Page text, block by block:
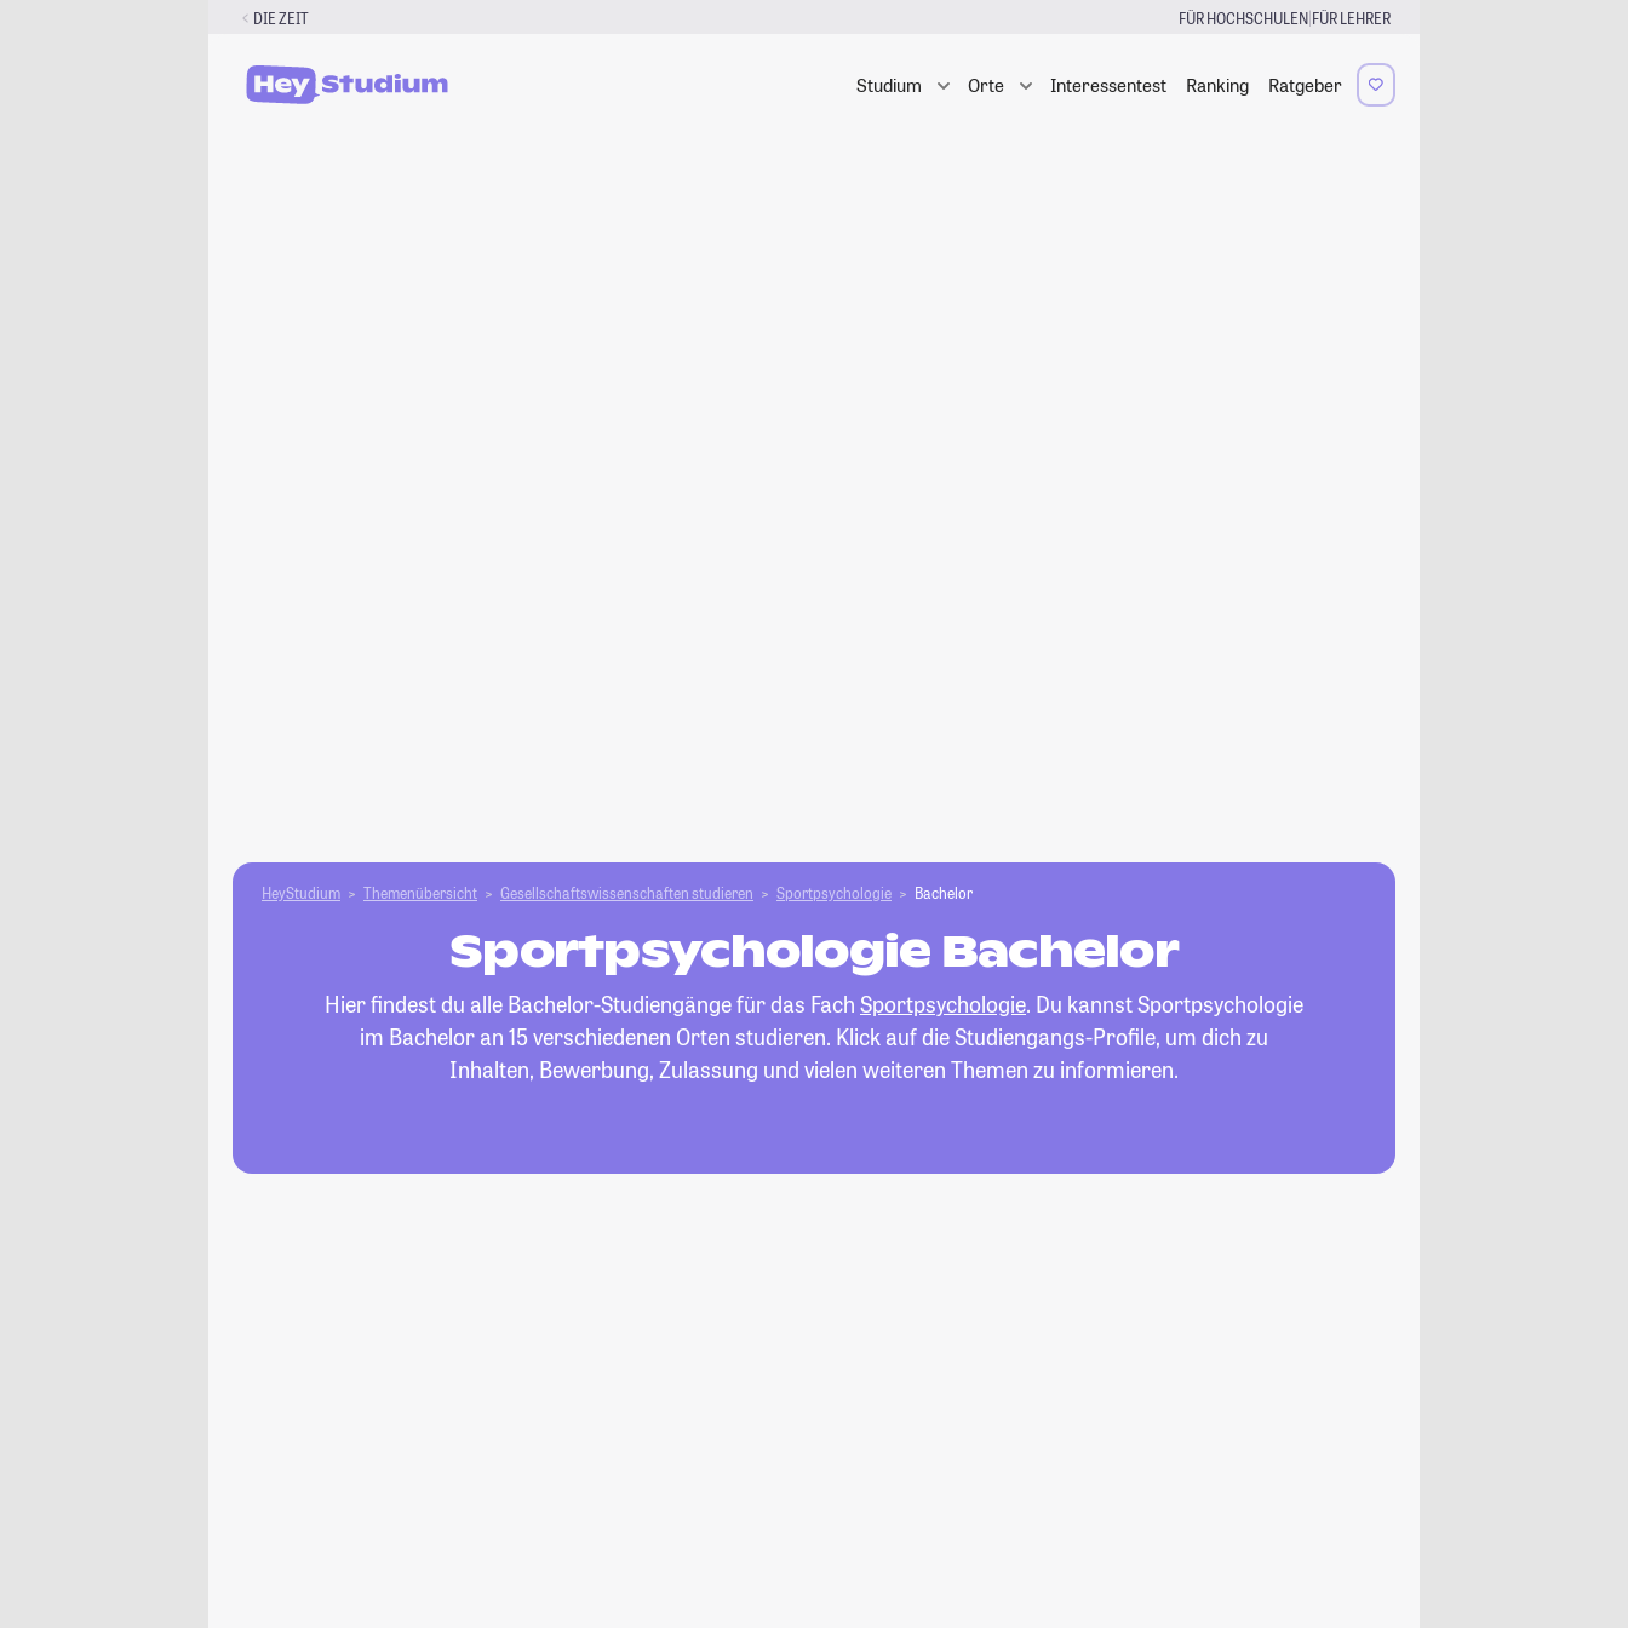
DIE ZEIT FÜR HOCHSCHULEN|FÜR LEHRER
Studium Orte Interessentest Ranking Ratgeber
HeyStudium Themenübersicht Gesellschafts­­wissenschaften studieren Sportpsychologie Bachelor
Sportpsychologie Bachelor
Hier findest du alle Bachelor-Studiengänge für das Fach Sportpsychologie. Du kannst Sportpsychologie
im Bachelor an 15 verschiedenen Orten studieren. Klick auf die Studiengangs-Profile, um dich zu
Inhalten, Bewerbung, Zulassung und vielen weiteren Themen zu informieren.